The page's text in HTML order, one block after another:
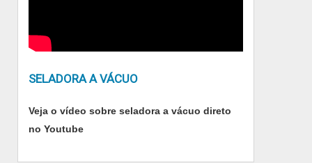
no mercado para cada cliente.Ainda com uma
visão analítica sobre túnel de calor, mais do
que visar apenas lucratividade, deve oferecer
produtos e serviços que tenham ótima
qualidade e assertividade, características
SELADORA A VÁCUO
Veja o vídeo sobre seladora a vácuo direto
no Youtube